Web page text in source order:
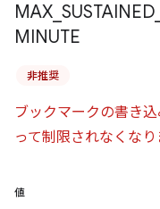
MAX SUSTAINED
MINUTE
非推奨
ブックマークの書き
って制限されなくなり
値